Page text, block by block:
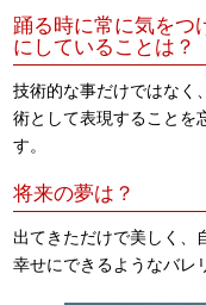
踊る時に常に気をつ
にしていることは？
技術的な事だけではなく
術として表現することを
す。
将来の夢は？
出てきただけで美しく、
幸せにできるようなバレ